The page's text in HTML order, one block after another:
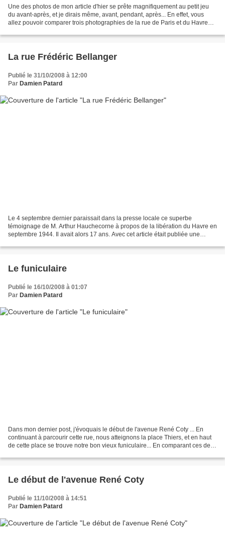
Une des photos de mon article d'hier se prête magnifiquement au petit jeu
du avant-après, et je dirais même, avant, pendant, après... En effet, vous
allez pouvoir comparer trois photographies de la rue de Paris et du Havre
La rue Frédéric Bellanger
Publié le 31/10/2008 à 12:00
Par Damien Patard
Le 4 septembre dernier paraissait dans la presse locale ce superbe
témoignage de M. Arthur Hauchecorne à propos de la libération du Havre en
septembre 1944. Il avait alors 17 ans. Avec cet article était publiée une
Le funiculaire
Publié le 16/10/2008 à 01:07
Par Damien Patard
Dans mon dernier post, j'évoquais le début de l'avenue René Coty ... En
continuant à parcourir cette rue, nous atteignons la place Thiers, et en haut
de cette place se trouve notre bon vieux funiculaire... En comparant ces deux
Le début de l'avenue René Coty
Publié le 11/10/2008 à 14:51
Par Damien Patard